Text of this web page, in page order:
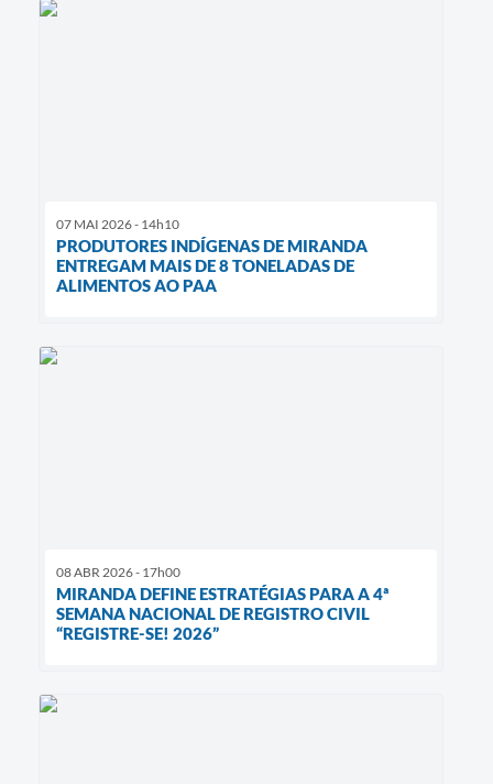
07 MAI 2026 - 14h10
PRODUTORES INDÍGENAS DE MIRANDA
ENTREGAM MAIS DE 8 TONELADAS DE
ALIMENTOS AO PAA
08 ABR 2026 - 17h00
MIRANDA DEFINE ESTRATÉGIAS PARA A 4ª
SEMANA NACIONAL DE REGISTRO CIVIL
“REGISTRE-SE! 2026”